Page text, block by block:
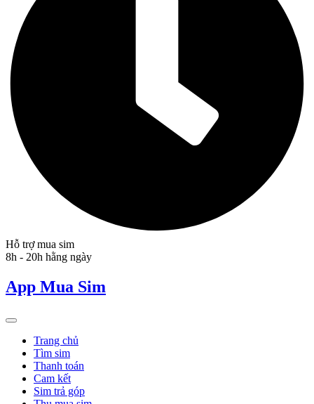
Hỗ trợ mua sim
8h - 20h hằng ngày
App Mua Sim
Trang chủ
Tìm sim
Thanh toán
Cam kết
Sim trả góp